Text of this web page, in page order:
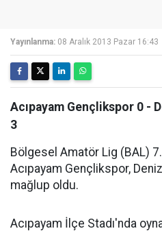
Yayınlanma: 08 Aralık 2013 Pazar 16:43
Acıpayam Gençlikspor 0 -
3
Bölgesel Amatör Lig (BAL)
Acıpayam Gençlikspor,
mağlup oldu.
Acıpayam İlçe Stadı'nda